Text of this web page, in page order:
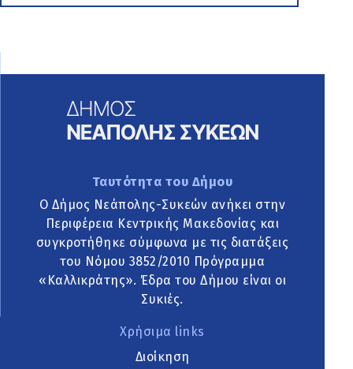
Ταυτότητα του Δήμου
Ο Δήμος Νεάπολης-Συκεών ανήκει στην
Περιφέρεια Κεντρικής Μακεδονίας και
συγκροτήθηκε σύμφωνα με τις διατάξεις
του Νόμου 3852/2010 Πρόγραμμα
«Καλλικράτης». Έδρα του Δήμου είναι οι
Συκιές.
Χρήσιμα links
Διοίκηση